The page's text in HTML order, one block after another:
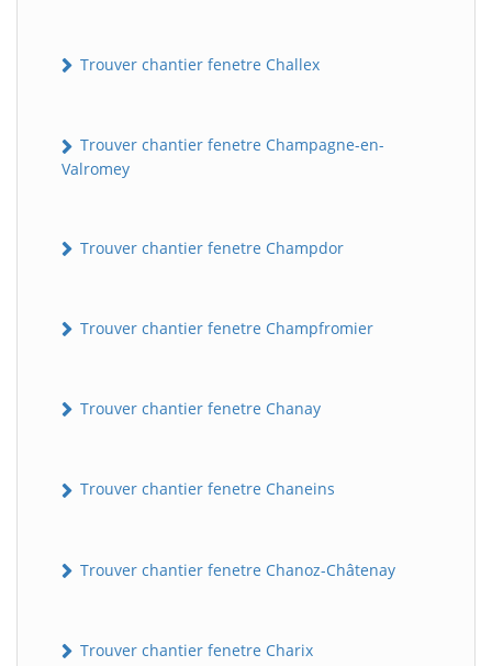
Trouver chantier fenetre Challex
Trouver chantier fenetre Champagne-en-
Valromey
Trouver chantier fenetre Champdor
Trouver chantier fenetre Champfromier
Trouver chantier fenetre Chanay
Trouver chantier fenetre Chaneins
Trouver chantier fenetre Chanoz-Châtenay
Trouver chantier fenetre Charix